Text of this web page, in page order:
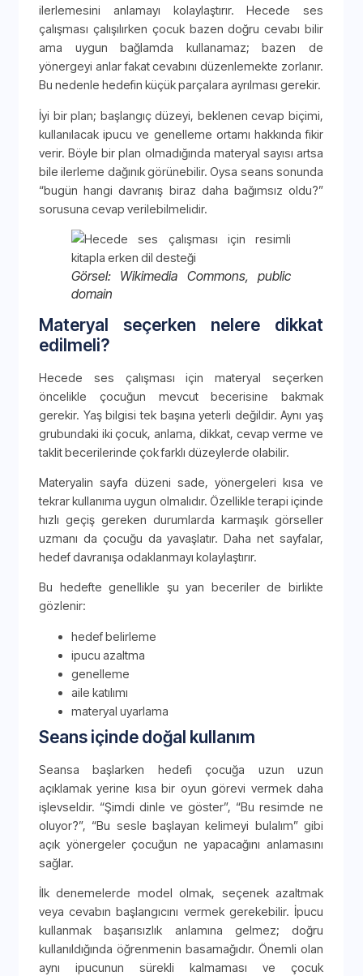
ilerlemesini anlamayı kolaylaştırır. Hecede ses
çalışması çalışılırken çocuk bazen doğru cevabı bilir
ama uygun bağlamda kullanamaz; bazen de
yönergeyi anlar fakat cevabını düzenlemekte zorlanır.
Bu nedenle hedefin küçük parçalara ayrılması gerekir.
İyi bir plan; başlangıç düzeyi, beklenen cevap biçimi,
kullanılacak ipucu ve genelleme ortamı hakkında fikir
verir. Böyle bir plan olmadığında materyal sayısı artsa
bile ilerleme dağınık görünebilir. Oysa seans sonunda
“bugün hangi davranış biraz daha bağımsız oldu?”
sorusuna cevap verilebilmelidir.
Görsel: Wikimedia Commons, public
domain
Materyal seçerken nelere dikkat
edilmeli?
Hecede ses çalışması için materyal seçerken
öncelikle çocuğun mevcut becerisine bakmak
gerekir. Yaş bilgisi tek başına yeterli değildir. Aynı yaş
grubundaki iki çocuk, anlama, dikkat, cevap verme ve
taklit becerilerinde çok farklı düzeylerde olabilir.
Materyalin sayfa düzeni sade, yönergeleri kısa ve
tekrar kullanıma uygun olmalıdır. Özellikle terapi içinde
hızlı geçiş gereken durumlarda karmaşık görseller
uzmanı da çocuğu da yavaşlatır. Daha net sayfalar,
hedef davranışa odaklanmayı kolaylaştırır.
Bu hedefte genellikle şu yan beceriler de birlikte
gözlenir:
hedef belirleme
ipucu azaltma
genelleme
aile katılımı
materyal uyarlama
Seans içinde doğal kullanım
Seansa başlarken hedefi çocuğa uzun uzun
açıklamak yerine kısa bir oyun görevi vermek daha
işlevseldir. “Şimdi dinle ve göster”, “Bu resimde ne
oluyor?”, “Bu sesle başlayan kelimeyi bulalım” gibi
açık yönergeler çocuğun ne yapacağını anlamasını
sağlar.
İlk denemelerde model olmak, seçenek azaltmak
veya cevabın başlangıcını vermek gerekebilir. İpucu
kullanmak başarısızlık anlamına gelmez; doğru
kullanıldığında öğrenmenin basamağıdır. Önemli olan
aynı ipucunun sürekli kalmaması ve çocuk